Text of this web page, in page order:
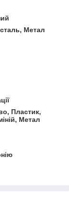
Метал
Пластик,
Метал